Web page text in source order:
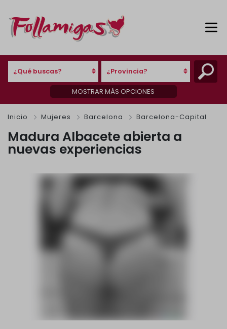
¿Qué buscas? ¿Provincia?
MOSTRAR MÁS OPCIONES
Inicio Mujeres Barcelona Barcelona-Capital
Madura Albacete abierta a
nuevas experiencias